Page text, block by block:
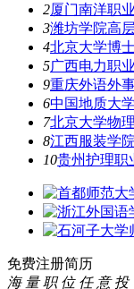
2厦门南洋职
3潍坊学院高
4北京大学博
5广西电力职
9重庆外语外
6中国地质大
7北京大学物
8江西服装学
10贵州护理职
免费注册简历
海 量 职 位 任 意 投